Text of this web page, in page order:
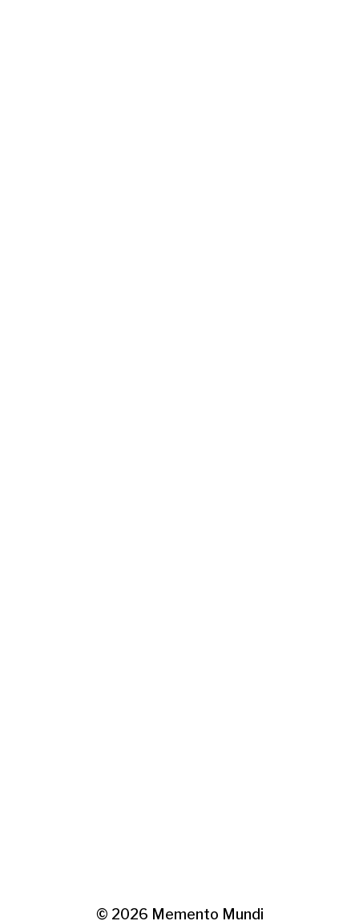
© 2026 Memento Mundi